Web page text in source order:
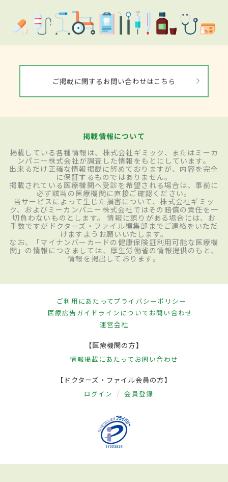
ご掲載に関するお問い合わせはこちら
掲載情報について
掲載している各種情報は、株式会社ギミック、またはミーカ
ンパニー株式会社が調査した情報をもとにしています。
出来るだけ正確な情報掲載に努めておりますが、内容を完全
に保証するものではありません。
掲載されている医療機関へ受診を希望される場合は、事前に
必ず該当の医療機関に直接ご確認ください。
当サービスによって生じた損害について、株式会社ギミッ
ク、およびミーカンパニー株式会社ではその賠償の責任を一
切負わないものとします。 情報に誤りがある場合には、お
手数ですがドクターズ・ファイル編集部までご連絡をいただ
けますようお願いいたします。
なお、「マイナンバーカードの健康保険証利用可能な医療機
関」の情報につきましては、厚生労働省の情報提供のもと、
情報を掲出しております。
ご利用にあたってプライバシーポリシー
医療広告ガイドラインについてお問い合わせ
運営会社
【医療機関の方】
情報掲載にあたって お問い合わせ
【ドクターズ・ファイル会員の方】
ログイン 会員登録